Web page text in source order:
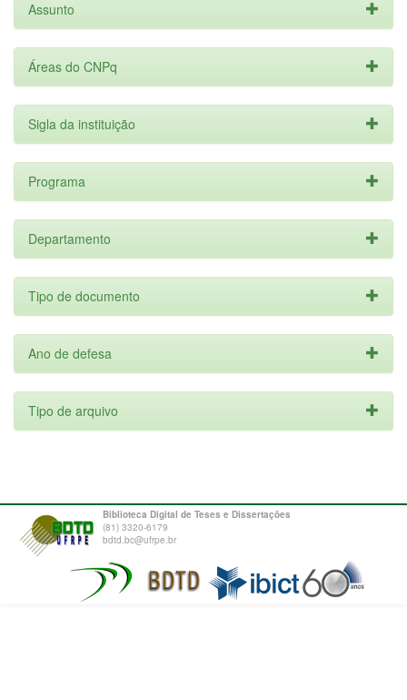
Assunto
Áreas do CNPq
Sigla da instituição
Programa
Departamento
Tipo de documento
Ano de defesa
Tipo de arquivo
Biblioteca Digital de Teses e Dissertações
(81) 3320-6179
bdtd.bc@ufrpe.br